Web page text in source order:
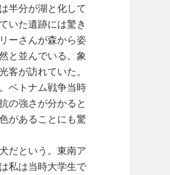
半分が湖と化して
いた遺跡には驚き
ーさんが森から姿
と並んでいる。象
が訪れていた。
ベトナム戦争当時
の強さが分かると
があることにも驚
だという。東南ア
私は当時大学生で